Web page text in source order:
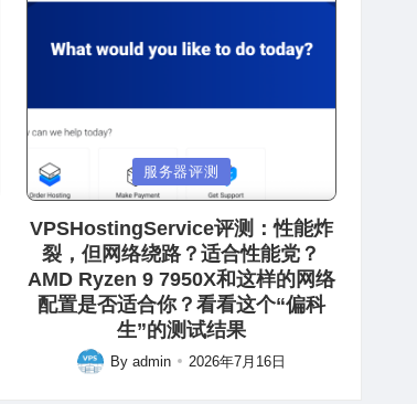
Posted
in
服务器评测
VPSHostingService评测：性能炸
裂，但网络绕路？适合性能党？
AMD Ryzen 9 7950X和这样的网络
配置是否适合你？看看这个“偏科
生”的测试结果
Posted
By admin 2026年7月16日